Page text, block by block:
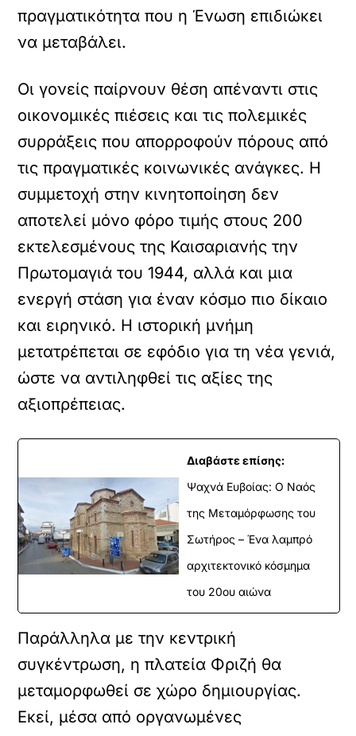
πραγματικότητα που η Ένωση επιδιώκει
να μεταβάλει.
Οι γονείς παίρνουν θέση απέναντι στις
οικονομικές πιέσεις και τις πολεμικές
συρράξεις που απορροφούν πόρους από
τις πραγματικές κοινωνικές ανάγκες. Η
συμμετοχή στην κινητοποίηση δεν
αποτελεί μόνο φόρο τιμής στους 200
εκτελεσμένους της Καισαριανής την
Πρωτομαγιά του 1944, αλλά και μια
ενεργή στάση για έναν κόσμο πιο δίκαιο
και ειρηνικό. Η ιστορική μνήμη
μετατρέπεται σε εφόδιο για τη νέα γενιά,
ώστε να αντιληφθεί τις αξίες της
αξιοπρέπειας.
Διαβάστε επίσης:
Ψαχνά Ευβοίας: Ο Ναός
της Μεταμόρφωσης του
Σωτήρος – Ένα λαμπρό
αρχιτεκτονικό κόσμημα
του 20ου αιώνα
Παράλληλα με την κεντρική
συγκέντρωση, η πλατεία Φριζή θα
μεταμορφωθεί σε χώρο δημιουργίας.
Εκεί, μέσα από οργανωμένες